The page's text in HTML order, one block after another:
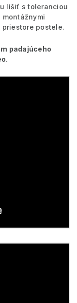
líšiť s toleranciou
montážnymi
priestore postele.
padajúceho